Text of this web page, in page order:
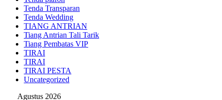
Tenda Transparan
Tenda Wedding
TIANG ANTRIAN
Tiang Antrian Tali Tarik
Tiang Pembatas VIP
TIRAI
TIRAI
TIRAI PESTA
Uncategorized
Agustus 2026